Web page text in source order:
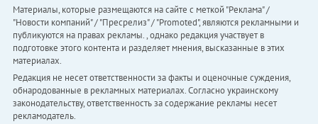
Материалы, которые размещаются на сайте с меткой "Реклама" /
"Новости компаний" / "Пресрелиз" / "Promoted", являются рекламными и
публикуются на правах рекламы. , однако редакция участвует в
подготовке этого контента и разделяет мнения, высказанные в этих
материалах.
Редакция не несет ответственности за факты и оценочные суждения,
обнародованные в рекламных материалах. Согласно украинскому
законодательству, ответственность за содержание рекламы несет
рекламодатель.